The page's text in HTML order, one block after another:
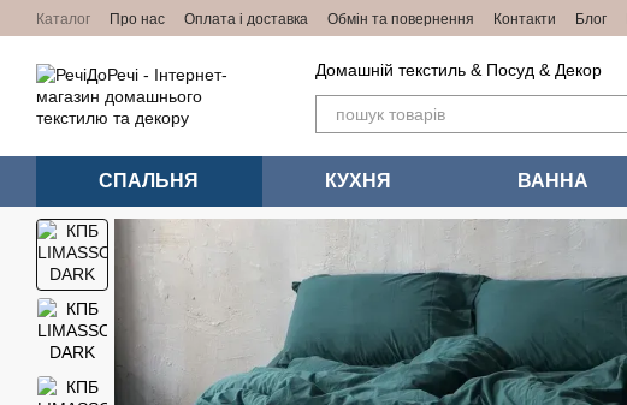
Перейти до основного контенту
Каталог Про нас Оплата і доставка Обмін та повернення Контакти Блог
Домашній текстиль & Посуд & Декор
СПАЛЬНЯ КУХНЯ ВАННА